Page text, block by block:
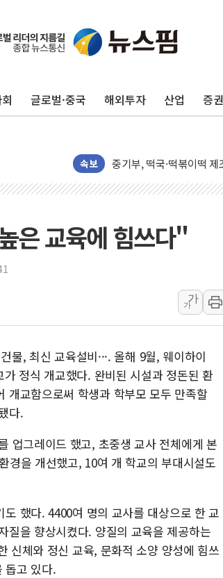
글로벌·중국 해외투자 산업 증
속보
풀무원푸드앤컬처, 인천
애경산업, 서울시 취약계
[브라질증시] 금리 인하
[뉴스핌 이 시각 PICK]
제나벨, 배우 공승연 브랜
트럼프, 폴리실리콘·태
트럼프, '원정출산 시민
트럼프 "이란전 조만간
현대리바트, 원가 개선으
"세금 부담 덜자"…비거
[금/유가] 이란의 호르무
뉴욕증시, 유가·금리 부
[민주 당권주자 일정] 송
李대통령, 오늘 오후 2
은 교육에 힘쓰다"
가
가
, 최신 교육설비···. 올해 9월, 웨이하이
정식 개교했다. 완비된 시설과 정돈된 환
개교함으로써 학생과 학부모 모두 만족할
다.
업그레이드 했고, 초중생 교사 전체에게 본
경을 개선했고, 10여 개 학교의 부대시설도
했다. 4400여 명의 교사를 대상으로 한 교
질을 향상시켰다. 양질의 교육을 제공하는
신체와 정신 교육, 문화적 소양 양성에 힘쓰
돕고 있다.